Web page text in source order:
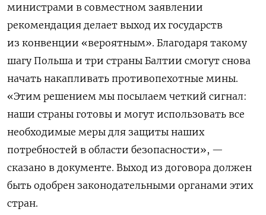
министрами в совместном заявлении
рекомендация делает выход их государств
из конвенции «вероятным». Благодаря такому
шагу Польша и три страны Балтии смогут снова
начать накапливать противопехотные мины.
«Этим решением мы посылаем четкий сигнал:
наши страны готовы и могут использовать все
необходимые меры для защиты наших
потребностей в области безопасности», —
сказано в документе. Выход из договора должен
быть одобрен законодательными органами этих
стран.